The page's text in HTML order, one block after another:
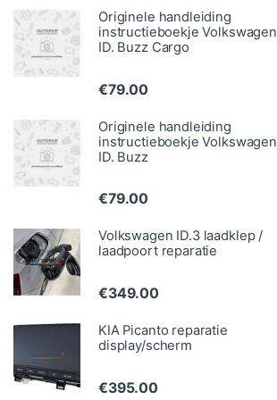
Originele handleiding
instructieboekje Volkswagen
ID. Buzz Cargo
€79.00
Originele handleiding
instructieboekje Volkswagen
ID. Buzz
€79.00
Volkswagen ID.3 laadklep /
laadpoort reparatie
€349.00
KIA Picanto reparatie
display/scherm
€395.00